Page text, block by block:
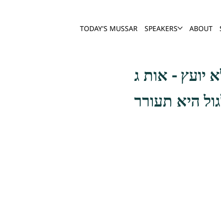
TODAY'S MUSSAR SPEAKERS ABOUT
היא תעורר